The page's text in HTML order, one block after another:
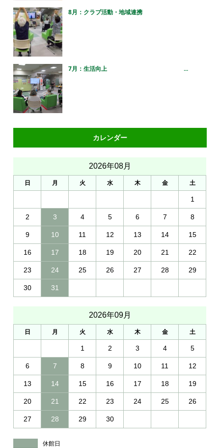
8月：クラブ活動・地域連携
7月：生活向上 ...
カレンダー
2026年08月
日 月 火 水 木 金 土
1
2 3 4 5 6 7 8
9 10 11 12 13 14 15
16 17 18 19 20 21 22
23 24 25 26 27 28 29
30 31
2026年09月
日 月 火 水 木 金 土
1 2 3 4 5
6 7 8 9 10 11 12
13 14 15 16 17 18 19
20 21 22 23 24 25 26
27 28 29 30
休館日